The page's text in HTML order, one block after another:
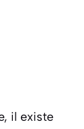
il existe